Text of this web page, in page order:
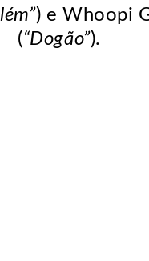
) e Whoopi
(“Dogão”).